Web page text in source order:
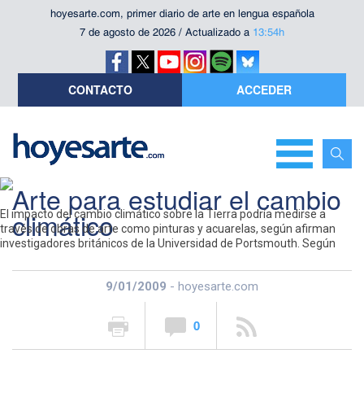
hoyesarte.com, primer diario de arte en lengua española
7 de agosto de 2026 / Actualizado a 13:54h
CONTACTO ACCEDER
El impacto del cambio climático sobre la Tierra podría medirse a
través de obras de arte como pinturas y acuarelas, según afirman
investigadores británicos de la Universidad de Portsmouth. Según
obras de arte gráficas para valorar la amenaza que supone la subida
Arte para estudiar el cambio
climático
9/01/2009 - hoyesarte.com
0